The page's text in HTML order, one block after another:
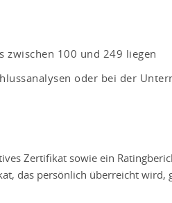
zwischen 100 und 249 liegen
oder bei der
Zertifikat sowie ein
das persönlich überreicht